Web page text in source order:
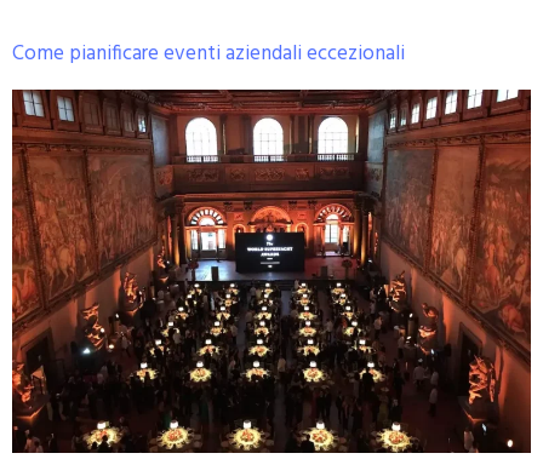
Come pianificare eventi aziendali eccezionali